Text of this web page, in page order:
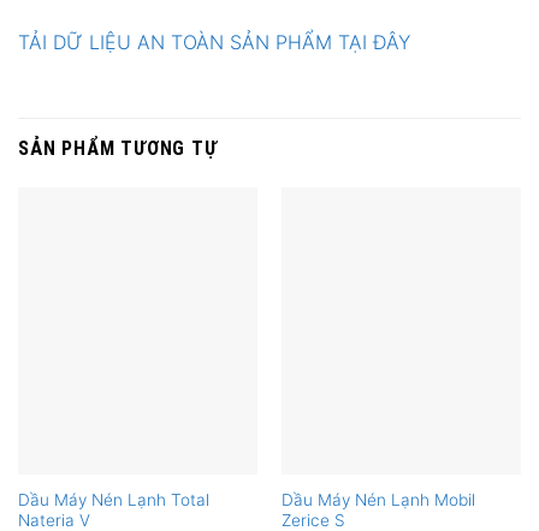
TẢI DỮ LIỆU AN TOÀN SẢN PHẨM TẠI ĐÂY
SẢN PHẨM TƯƠNG TỰ
Dầu Máy Nén Lạnh Total
Nateria V
Dầu Máy Nén Lạnh Mobil
Zerice S